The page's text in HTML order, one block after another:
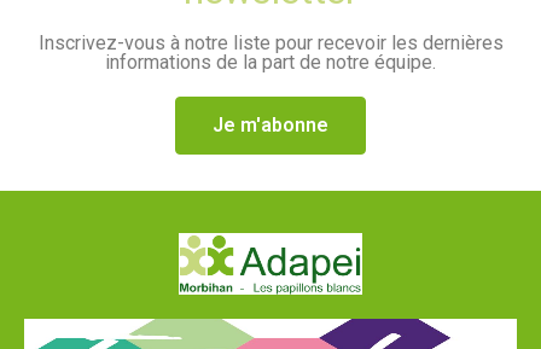
Inscrivez-vous à notre liste pour recevoir les dernières
informations de la part de notre équipe.
Je m'abonne